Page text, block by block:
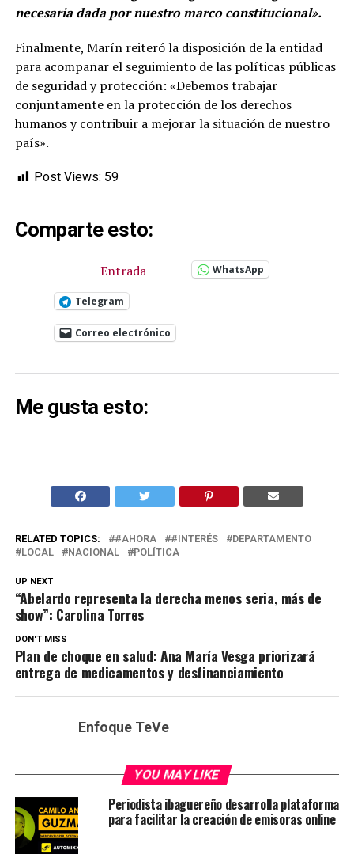
necesaria dada por nuestro marco constitucional».
Finalmente, Marín reiteró la disposición de la entidad
para acompañar el seguimiento de las políticas públicas
de seguridad y protección: «Debemos trabajar
conjuntamente en la protección de los derechos
humanos y contribuir a mejorar la situación de nuestro
país».
Post Views: 59
Comparte esto:
Entrada WhatsApp
Telegram
Correo electrónico
Me gusta esto:
RELATED TOPICS: #AHORA #INTERÉS
DEPARTAMENTO
LOCAL
NACIONAL POLÍTICA
UP NEXT
“Abelardo representa la derecha menos seria, más de
show”: Carolina Torres
DON'T MISS
Plan de choque en salud: Ana María Vesga priorizará
entrega de medicamentos y desfinanciamiento
Enfoque TeVe
YOU MAY LIKE
Periodista ibaguereño desarrolla plataforma
para facilitar la creación de emisoras online